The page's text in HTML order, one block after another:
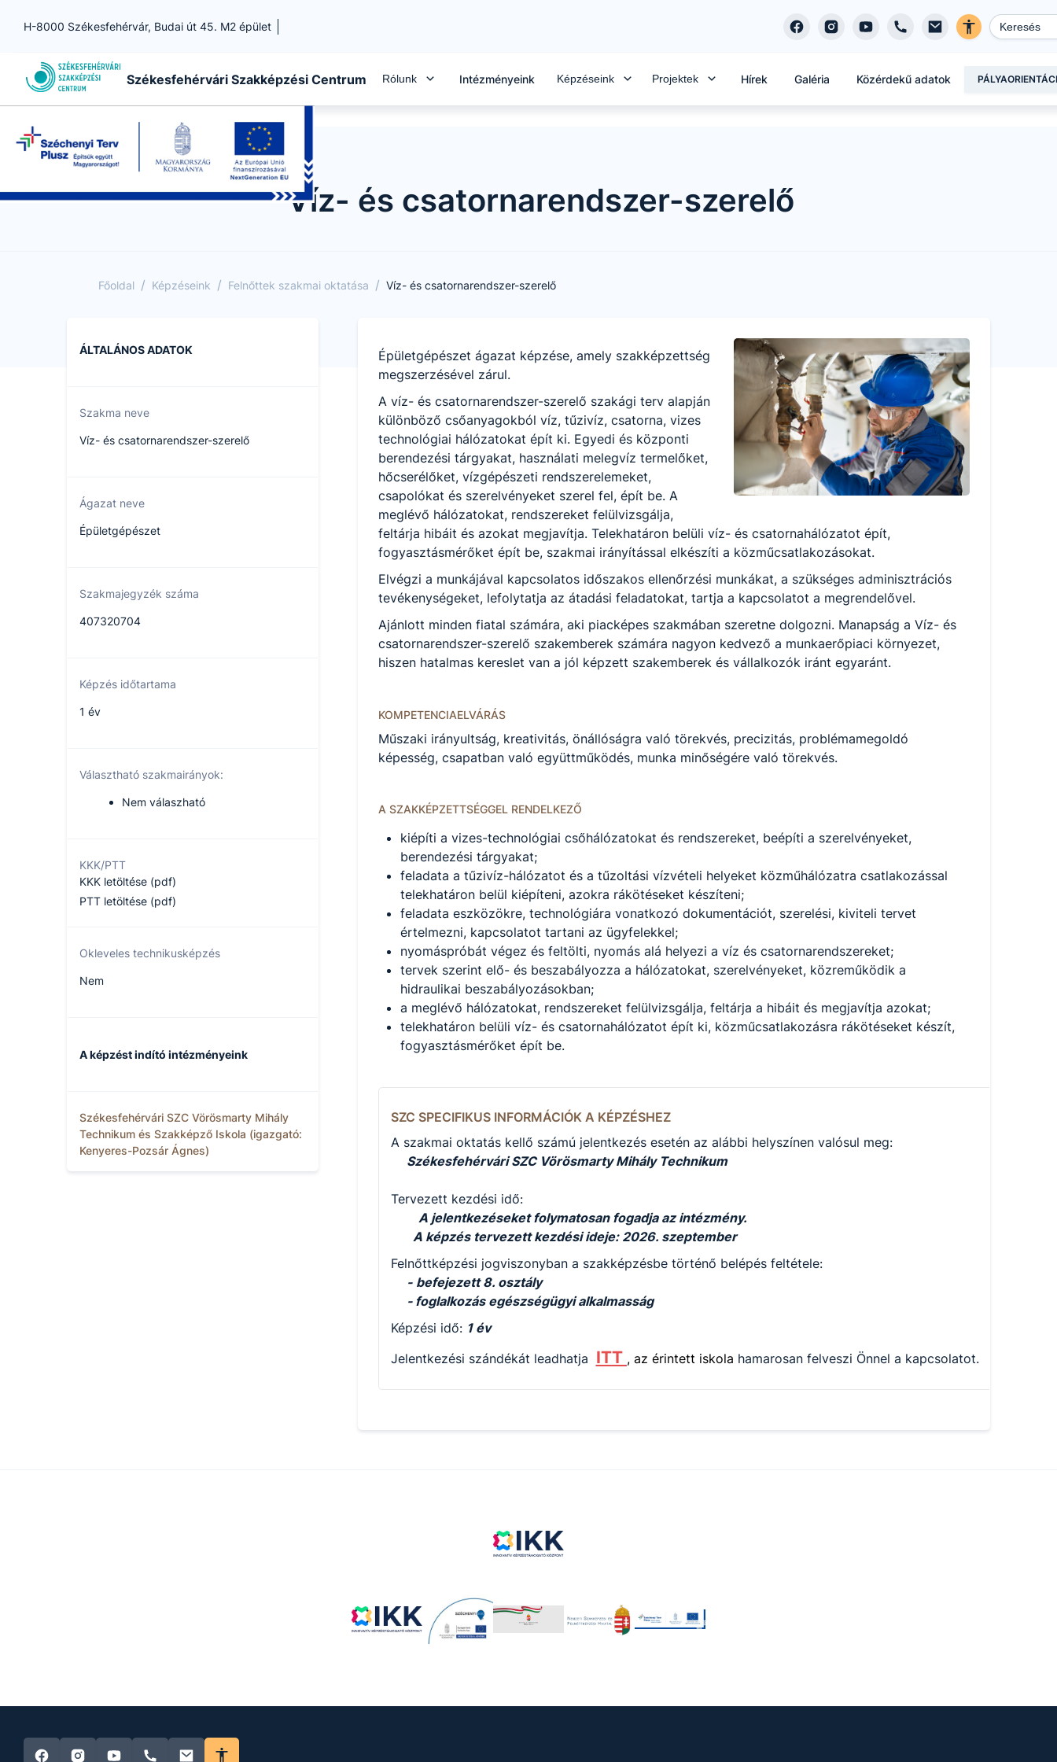
H-8000 Székesfehérvár, Budai út 45. M2 épület
Székesfehérvári Szakképzési Centrum Intézményeink Képzéseink Projektek
Víz- és csatornarendszer-szerelő
Főoldal / Képzéseink / Felnőttek szakmai oktatása / Víz- és csatornarendszer-szerelő
ÁLTALÁNOS ADATOK
Szakma neve
Víz- és csatornarendszer-szerelő
Ágazat neve
Épületgépészet
Szakmajegyzék száma
407320704
Képzés időtartama
1 év
Választható szakmairányok:
Nem válaszható
KKK/PTT
KKK letöltése (pdf)
PTT letöltése (pdf)
Okleveles technikusképzés
Nem
A képzést indító intézményeink
Székesfehérvári SZC Vörösmarty Mihály
Technikum és Szakképző Iskola (igazgató:
Kenyeres-Pozsár Ágnes)
Épületgépészet ágazat képzése, amely szakképzettség
megszerzésével zárul.
A víz- és csatornarendszer-szerelő szakági terv alapján
különböző csőanyagokból víz, tűzivíz, csatorna, vizes
technológiai hálózatokat épít ki. Egyedi és központi
berendezési tárgyakat, használati melegvíz termelőket,
hőcserélőket, vízgépészeti rendszerelemeket,
csapolókat és szerelvényeket szerel fel, épít be. A
meglévő hálózatokat, rendszereket felülvizsgálja,
feltárja hibáit és azokat megjavítja. Telekhatáron belüli víz- és csatornahálózatot épít,
fogyasztásmérőket épít be, szakmai irányítással elkészíti a közműcsatlakozásokat.
Elvégzi a munkájával kapcsolatos időszakos ellenőrzési munkákat, a szükséges adminisztrációs
tevékenységeket, lefolytatja az átadási feladatokat, tartja a kapcsolatot a megrendelővel.
Ajánlott minden fiatal számára, aki piacképes szakmában szeretne dolgozni. Manapság a Víz- és
csatornarendszer-szerelő szakemberek számára nagyon kedvező a munkaerőpiaci környezet,
hiszen hatalmas kereslet van a jól képzett szakemberek és vállalkozók iránt egyaránt.
KOMPETENCIAELVÁRÁS
Műszaki irányultság, kreativitás, önállóságra való törekvés, precizitás, problémamegoldó
képesség, csapatban való együttműködés, munka minőségére való törekvés.
A SZAKKÉPZETTSÉGGEL RENDELKEZŐ
kiépíti a vizes-technológiai csőhálózatokat és rendszereket, beépíti a szerelvényeket,
berendezési tárgyakat;
feladata a tűzivíz-hálózatot és a tűzoltási vízvételi helyeket közműhálózatra csatlakozással
telekhatáron belül kiépíteni, azokra rákötéseket készíteni;
feladata eszközökre, technológiára vonatkozó dokumentációt, szerelési, kiviteli tervet
értelmezni, kapcsolatot tartani az ügyfelekkel;
nyomáspróbát végez és feltölti, nyomás alá helyezi a víz és csatornarendszereket;
tervek szerint elő- és beszabályozza a hálózatokat, szerelvényeket, közreműködik a
hidraulikai beszabályozásokban;
a meglévő hálózatokat, rendszereket felülvizsgálja, feltárja a hibáit és megjavítja azokat;
telekhatáron belüli víz- és csatornahálózatot épít ki, közműcsatlakozásra rákötéseket készít,
fogyasztásmérőket épít be.
SZC SPECIFIKUS INFORMÁCIÓK A KÉPZÉSHEZ
A szakmai oktatás kellő számú jelentkezés esetén az alábbi helyszínen valósul meg:
Székesfehérvári SZC Vörösmarty Mihály Technikum
Tervezett kezdési idő:
A jelentkezéseket folymatosan fogadja az intézmény.
A képzés tervezett kezdési ideje: 2026. szeptember
Felnőttképzési jogviszonyban a szakképzésbe történő belépés feltétele:
- befejezett 8. osztály
- foglalkozás egészségügyi alkalmasság
Képzési idő: 1 év
Jelentkezési szándékát leadhatja ITT , az érintett iskola hamarosan felveszi Önnel a kapcsolatot.